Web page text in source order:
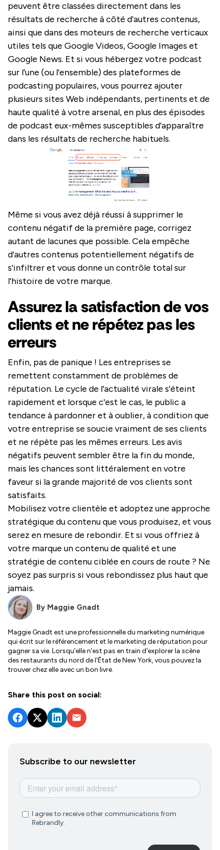
By Maggie Gnadt
Maggie Gnadt est une professionnelle du marketing numérique
qui écrit sur le référencement et le marketing de réputation pour
gagner sa vie. Lorsqu'elle n'est pas en train d'explorer la scène
des restaurants du nord de l'État de New York, vous pouvez la
trouver chez elle avec un bon livre.
Share this post on social:
Subscribe to our newsletter
peuvent être classées directement dans les
résultats de recherche à côté d'autres contenus,
ainsi que dans des moteurs de recherche verticaux
utiles tels que Google Videos, Google Images et
Google News. Et si vous hébergez votre podcast
sur l'une (ou l'ensemble) des plateformes de
podcasting populaires, vous pourrez ajouter
plusieurs sites Web indépendants, pertinents et de
haute qualité à votre arsenal, en plus des épisodes
de podcast eux-mêmes susceptibles d'apparaître
dans les résultats de recherche habituels.
Même si vous avez déjà réussi à supprimer le
contenu négatif de la première page, corrigez
autant de lacunes que possible. Cela empêche
d'autres contenus potentiellement négatifs de
s'infiltrer et vous donne un contrôle total sur
l'histoire de votre marque.
Assurez la satisfaction de vos
clients et ne répétez pas les
erreurs
Enfin, pas de panique ! Les entreprises se
remettent constamment de problèmes de
réputation. Le cycle de l'actualité virale s'éteint
rapidement et lorsque c'est le cas, le public a
tendance à pardonner et à oublier, à condition que
votre entreprise se soucie vraiment de ses clients
et ne répète pas les mêmes erreurs. Les avis
négatifs peuvent sembler être la fin du monde,
mais les chances sont littéralement en votre
faveur si la grande majorité de vos clients sont
satisfaits.
Mobilisez votre clientèle et adoptez une approche
stratégique du contenu que vous produisez, et vous
serez en mesure de rebondir. Et si vous offriez à
votre marque un contenu de qualité et une
stratégie de contenu ciblée en cours de route ? Ne
soyez pas surpris si vous rebondissez plus haut que
jamais.